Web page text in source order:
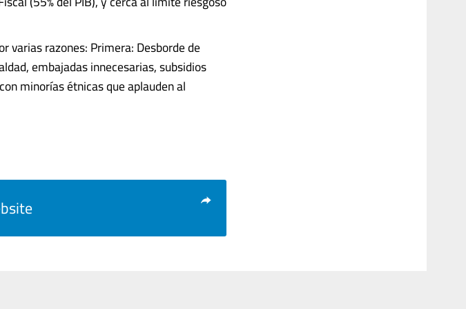
varias razones: Primera: Desborde de
embajadas innecesarias, subsidios
minorías étnicas que aplauden al